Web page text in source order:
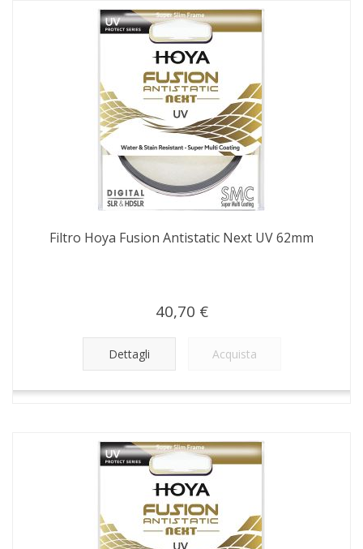
Filtro Hoya Fusion Antistatic Next UV 62mm
40,70 €
Dettagli Acquista